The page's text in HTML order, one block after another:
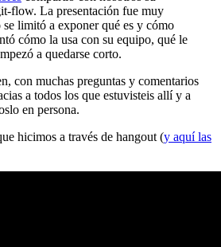
flow. La presentación fue muy
limitó a exponer qué es y cómo
cómo la usa con su equipo, qué le
a quedarse corto.
con muchas preguntas y comentarios
a todos los que estuvisteis allí y a
en persona.
hicimos a través de hangout (y aquí las